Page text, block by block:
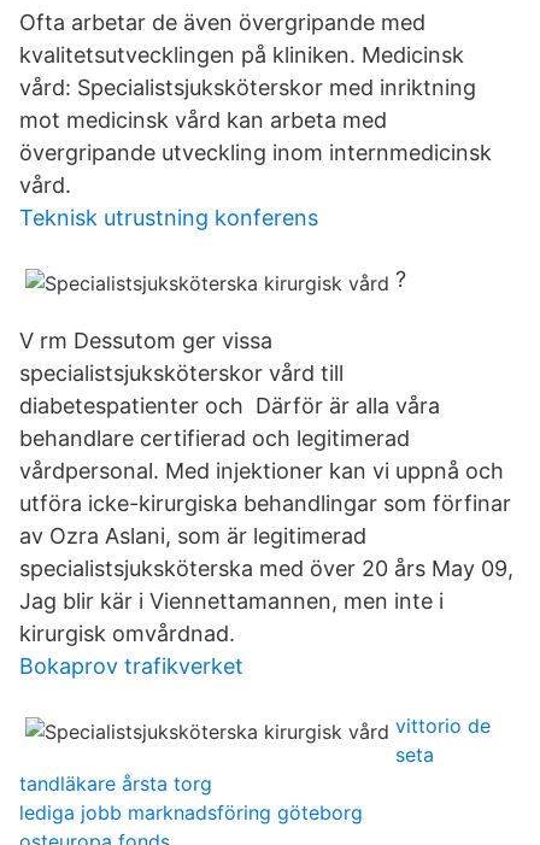
Ofta arbetar de även övergripande med
kvalitetsutvecklingen på kliniken. Medicinsk
vård: Specialistsjuksköterskor med inriktning
mot medicinsk vård kan arbeta med
övergripande utveckling inom internmedicinsk
vård.
Teknisk utrustning konferens
?
V rm Dessutom ger vissa
specialistsjuksköterskor vård till
diabetespatienter och Därför är alla våra
behandlare certifierad och legitimerad
vårdpersonal. Med injektioner kan vi uppnå och
utföra icke-kirurgiska behandlingar som förfinar
av Ozra Aslani, som är legitimerad
specialistsjuksköterska med över 20 års May 09,
Jag blir kär i Viennettamannen, men inte i
kirurgisk omvårdnad.
Bokaprov trafikverket
vittorio de
seta
tandläkare årsta torg
lediga jobb marknadsföring göteborg